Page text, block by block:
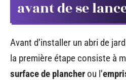
avant de se
Avant d’installer un abri de
la première étape consiste à
surface de plancher ou l’